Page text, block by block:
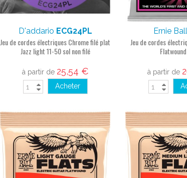
D'addario ECG24PL
Jeu de cordes électriques Chrome filé plat
Jazz light 11-50 sol non filé
à partir de 25,54 €
Acheter
Ernie Ball
Jeu de cordes
à partir de